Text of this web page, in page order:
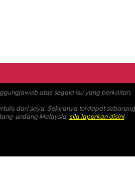
atas segala isu yang berkaitan.
dari saya. Sekiranya terdapat
undang Malaysia, sila laporkan disini.